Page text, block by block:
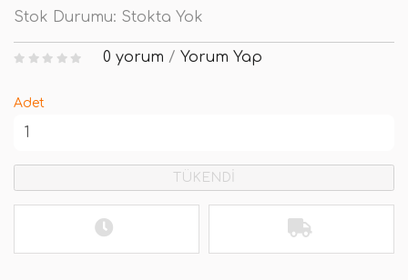
Stok Durumu: Stokta Yok
0 yorum / Yorum Yap
Adet
TÜKENDİ